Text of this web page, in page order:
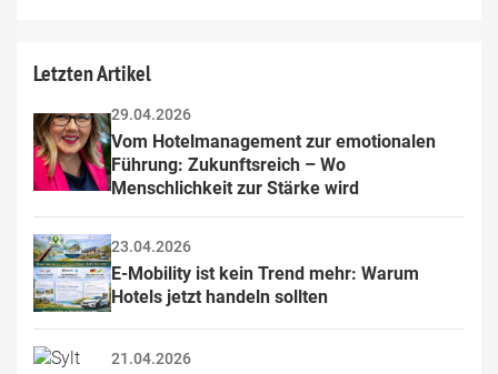
Letzten Artikel
29.04.2026
Vom Hotelmanagement zur emotionalen
Führung: Zukunftsreich – Wo
Menschlichkeit zur Stärke wird
23.04.2026
E-Mobility ist kein Trend mehr: Warum
Hotels jetzt handeln sollten
21.04.2026